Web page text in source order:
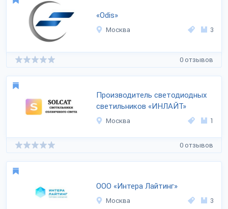
«Odis»
Москва 3
0 отзывов
Производитель светодиодных
светильников «ИНЛАЙТ»
Москва 1
0 отзывов
ООО «Интера Лайтинг»
Москва 3